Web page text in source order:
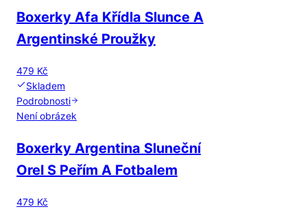
Boxerky Afa Křídla Slunce A
Argentinské Proužky
479 Kč
Skladem
Podrobnosti
Není obrázek
Boxerky Argentina Sluneční
Orel S Peřím A Fotbalem
479 Kč